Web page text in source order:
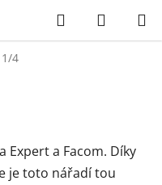
Hledat
KOŠÍK
1/4
Expert a Facom. Díky
je toto nářadí tou